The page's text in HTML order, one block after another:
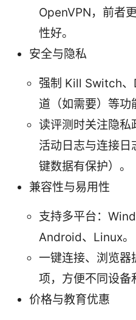
OpenVPN，前者
性好。
安全与隐私
强制 Kill Switch、
道（如需要）等功
读评测时关注隐私
活动日志与连接日
键数据有保护）。
兼容性与易用性
支持多平台：
Android、Linux。
一键连接、浏览器
项，方便不同设备
价格与教育优惠